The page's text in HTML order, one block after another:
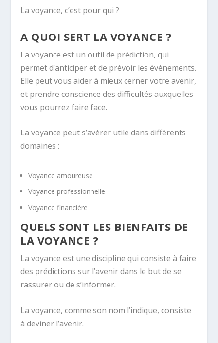
La voyance, c’est pour qui ?
A QUOI SERT LA VOYANCE ?
La voyance est un outil de prédiction, qui
permet d’anticiper et de prévoir les évènements.
Elle peut vous aider à mieux cerner votre avenir,
et prendre conscience des difficultés auxquelles
vous pourrez faire face.
La voyance peut s’avérer utile dans différents
domaines :
Voyance amoureuse
Voyance professionnelle
Voyance financière
QUELS SONT LES BIENFAITS DE
LA VOYANCE ?
La voyance est une discipline qui consiste à faire
des prédictions sur l’avenir dans le but de se
rassurer ou de s’informer.
La voyance, comme son nom l’indique, consiste
à deviner l’avenir.